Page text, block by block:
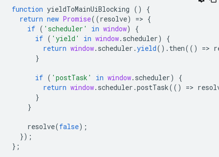
function yieldToMainUiBlocking ()
{
return new Promise((resolve) => {
if ( 'scheduler' in window)
{
if ( 'yield' in window. scheduler)
{
return window. scheduler .yield(). then(() =>
}
if ( 'postTask' in window. scheduler)
{
return window. scheduler .postTask(() =>
}
}
resolve(false);
});
};